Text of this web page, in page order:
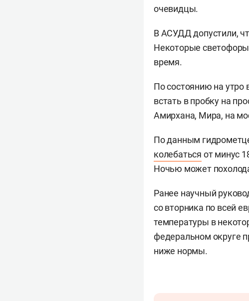
очевидцы.
В АСУДД допустили,
Некоторые
время.
По состоянию на утро
встать в пробку на
Амирхана, Мира, на
По данным
колебаться от минус
Ночью может
Ранее научный
со вторника по всей
температуры в
федеральном округе
ниже нормы.